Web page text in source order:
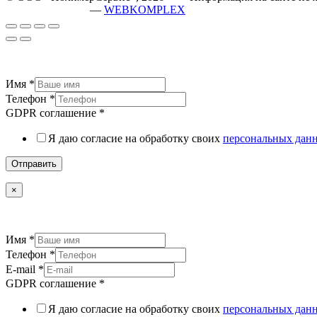
— WEBKOMPLEX
Имя *
Телефон *
GDPR соглашение *
Я даю согласие на обработку своих персональных
Отправить
×
Имя *
Телефон *
E-mail *
GDPR соглашение *
Я даю согласие на обработку своих персональных